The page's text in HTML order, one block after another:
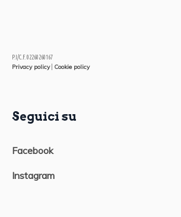
P.I/C.F. 02260260167
Privacy policy| Cookie policy
Seguici su
Facebook
Instagram